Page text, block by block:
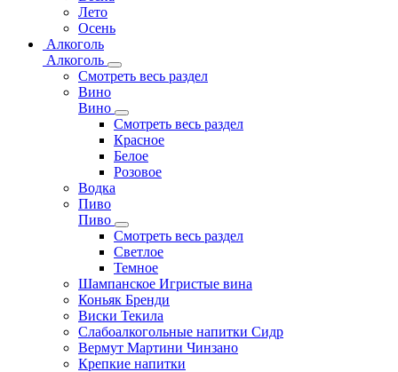
Лето
Осень
Алкоголь
Алкоголь
Смотреть весь раздел
Вино
Вино
Смотреть весь раздел
Красное
Белое
Розовое
Водка
Пиво
Пиво
Смотреть весь раздел
Cветлое
Темное
Шампанское Игристые вина
Коньяк Бренди
Виски Текила
Слабоалкогольные напитки Сидр
Вермут Мартини Чинзано
Крепкие напитки